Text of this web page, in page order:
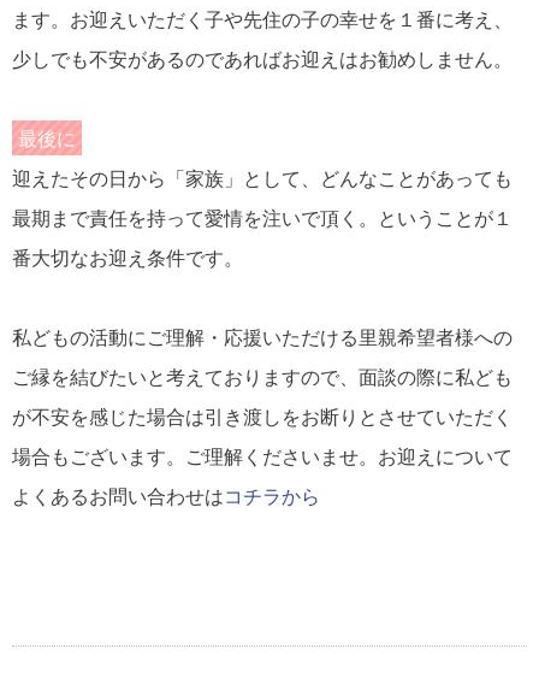
ます。お迎えいただく子や先住の子の幸せを１番に考え、
少しでも不安があるのであればお迎えはお勧めしません。
最後に
迎えたその日から「家族」として、どんなことがあっても
最期まで責任を持って愛情を注いで頂く。ということが１
番大切なお迎え条件です。
私どもの活動にご理解・応援いただける里親希望者様への
ご縁を結びたいと考えておりますので、面談の際に私ども
が不安を感じた場合は引き渡しをお断りとさせていただく
場合もございます。ご理解くださいませ。お迎えについて
よくあるお問い合わせはコチラから